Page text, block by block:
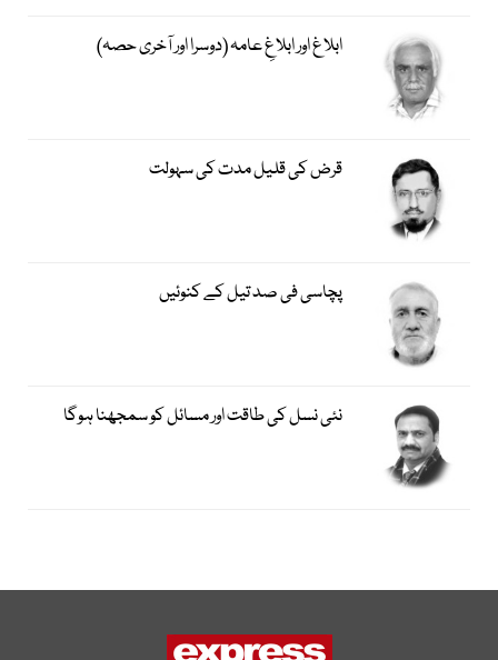
ابلاغ اور ابلاغِ عامہ (دوسرا اور آخری حصہ)
قرض کی قلیل مدت کی سہولت
پچاسی فی صد تیل کے کنوئیں
نئی نسل کی طاقت اور مسائل کو سمجھنا ہوگا